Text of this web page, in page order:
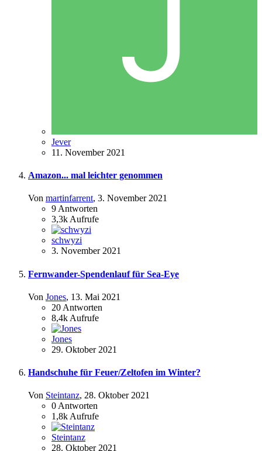
Jever
11. November 2021
Amazon... mal leichter genommen
Von martinfarrent, 3. November 2021
9 Antworten
3,3k Aufrufe
schwyzi
3. November 2021
Fernwander-Spendenlauf für Sea-Eye
Von Jones, 13. Mai 2021
20 Antworten
8,4k Aufrufe
Jones
29. Oktober 2021
Handschuhe für Feuer/Zeltofen im Winter?
Von Steintanz, 28. Oktober 2021
0Antworten
1,8kAufrufe
Steintanz
28. Oktober 2021